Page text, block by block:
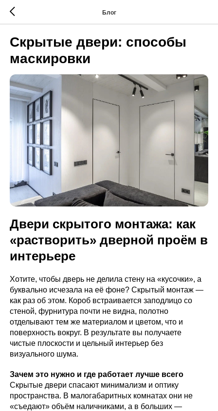
Блог
Скрытые двери: способы
маскировки
Двери скрытого монтажа: как
«растворить» дверной проём в
интерьере
Хотите, чтобы дверь не делила стену на «кусочки», а
буквально исчезала на её фоне? Скрытый монтаж —
как раз об этом. Короб встраивается заподлицо со
стеной, фурнитура почти не видна, полотно
отделывают тем же материалом и цветом, что и
поверхность вокруг. В результате вы получаете
чистые плоскости и цельный интерьер без
визуального шума.
Зачем это нужно и где работает лучше всего
Скрытые двери спасают минимализм и оптику
пространства. В малогабаритных комнатах они не
«съедают» объём наличниками, а в больших —